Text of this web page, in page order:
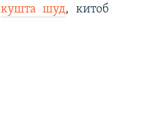
кушта шуд, китоб